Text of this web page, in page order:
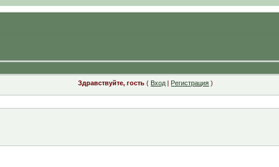
Здравствуйте, гость ( Вход | Регистрация )